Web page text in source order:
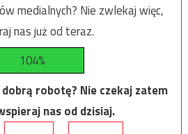
medialnych? Nie zwlekaj więc,
nas już od teraz.
104%
robotę? Nie czekaj zatem
nas od dzisiaj.